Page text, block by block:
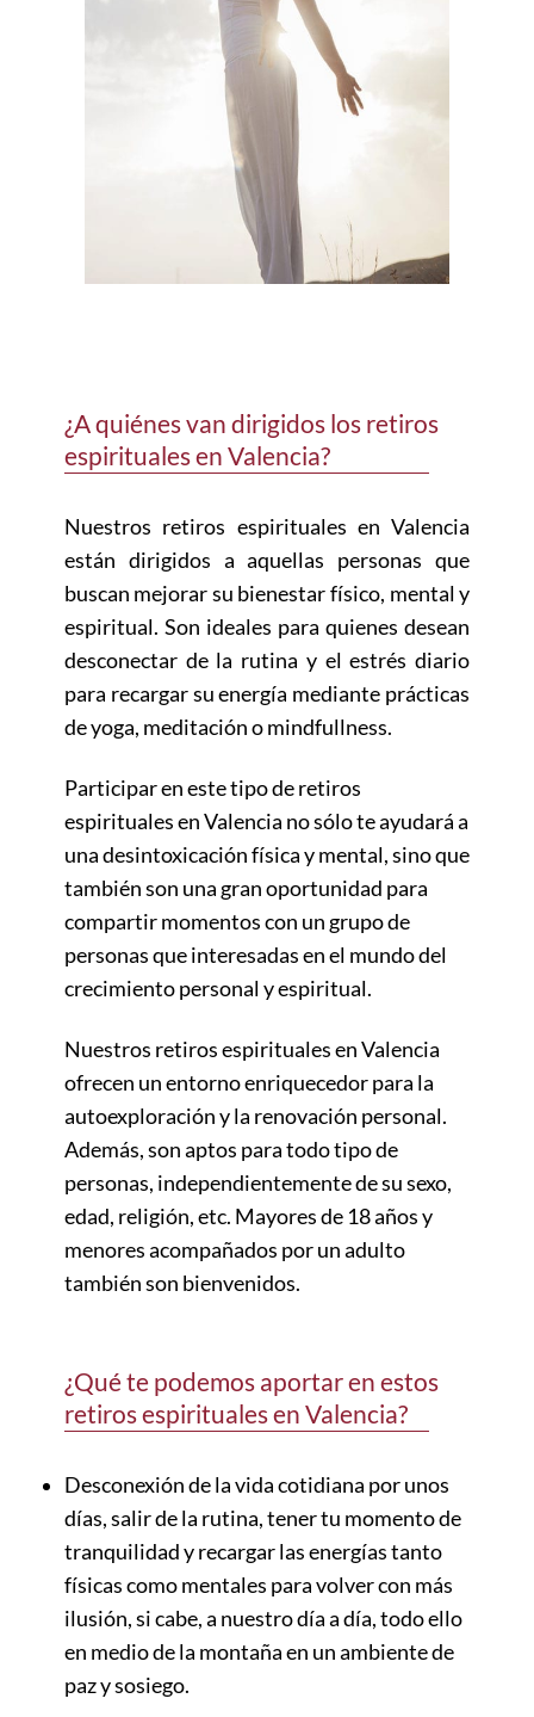
¿A quiénes van dirigidos los retiros
espirituales en Valencia?
Nuestros retiros espirituales en Valencia
están dirigidos a aquellas personas que
buscan mejorar su bienestar físico, mental y
espiritual. Son ideales para quienes desean
desconectar de la rutina y el estrés diario
para recargar su energía mediante prácticas
de yoga, meditación o mindfullness.
Participar en este tipo de retiros
espirituales en Valencia no sólo te ayudará a
una desintoxicación física y mental, sino que
también son una gran oportunidad para
compartir momentos con un grupo de
personas que interesadas en el mundo del
crecimiento personal y espiritual.
Nuestros retiros espirituales en Valencia
ofrecen un entorno enriquecedor para la
autoexploración y la renovación personal.
Además, son aptos para todo tipo de
personas, independientemente de su sexo,
edad, religión, etc. Mayores de 18 años y
menores acompañados por un adulto
también son bienvenidos.
¿Qué te podemos aportar en estos
retiros espirituales en Valencia?
Desconexión de la vida cotidiana por unos
días, salir de la rutina, tener tu momento de
tranquilidad y recargar las energías tanto
físicas como mentales para volver con más
ilusión, si cabe, a nuestro día a día, todo ello
en medio de la montaña en un ambiente de
paz y sosiego.